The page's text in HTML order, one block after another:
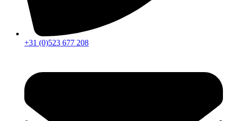
+31 (0)523 677 208